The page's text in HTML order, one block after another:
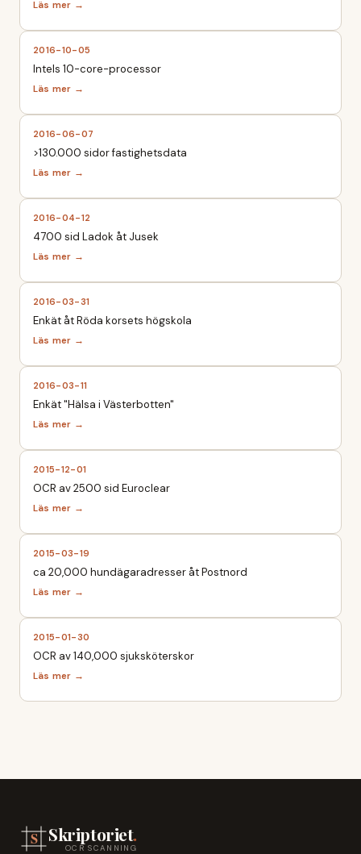
2016-10-05
Intels 10-core-processor
2016-06-07
>130.000 sidor fastighetsdata
2016-04-12
4700 sid Ladok åt Jusek
2016-03-31
Enkät åt Röda korsets högskola
2016-03-11
Enkät "Hälsa i Västerbotten"
2015-12-01
OCR av 2500 sid Euroclear
2015-03-19
ca 20,000 hundägaradresser åt Postnord
2015-01-30
OCR av 140,000 sjuksköterskor
Skriptoriet.
OCR SCANNING